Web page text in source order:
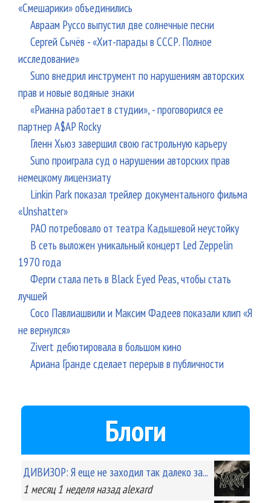
«Смешарики» объединились
Авраам Руссо выпустил две солнечные песни
Сергей Сычёв - «Хит-парады в СССР. Полное
исследование»
Suno внедрил инструмент по нарушениям авторских
прав и новые водяные знаки
«Рианна работает в студии», - проговорился ее
партнер A$AP Rocky
Гленн Хьюз завершил свою гастрольную карьеру
Suno проиграла суд о нарушении авторских прав
немецкому лицензиату
Linkin Park показал трейлер документального фильма
«Unshatter»
РАО потребовало от театра Кадышевой неустойку
В сеть выложен уникальный концерт Led Zeppelin
1970 года
Ферги стала петь в Black Eyed Peas, чтобы стать
лучшей
Сосо Павлиашвили и Максим Фадеев показали клип «Я
не вернулся»
Zivert дебютировала в большом кино
Ариана Гранде сделает перерыв в публичности
Блоги
ДИВИЗОР: Я еще не заходил так далеко за...
1 месяц 1 неделяназад alexard